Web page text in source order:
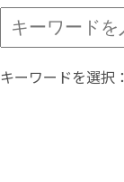
キーワードを選択：